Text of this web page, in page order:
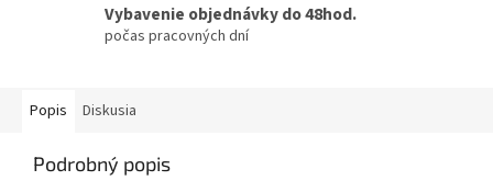
Vybavenie objednávky do 48hod.
počas pracovných dní
Popis Diskusia
Podrobný popis